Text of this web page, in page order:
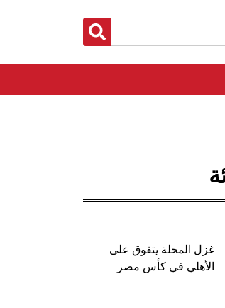
غزل المحلة يتفوق على
الأهلي في كأس مصر